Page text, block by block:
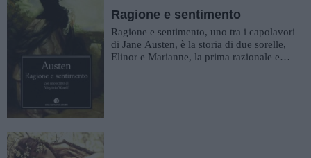
Ragione e sentimento
Ragione e sentimento, uno tra i capolavori
di Jane Austen, è la storia di due sorelle,
Elinor e Marianne, la prima razionale e